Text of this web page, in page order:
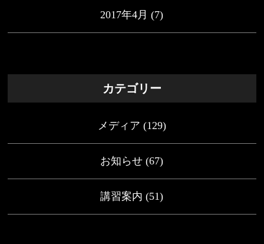
2017年4月 (7)
カテゴリー
メディア (129)
お知らせ (67)
講習案内 (51)